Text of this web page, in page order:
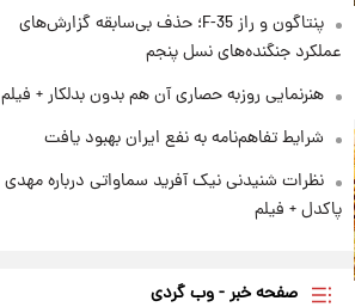
پنتاگون و راز F-35؛ حذف بی‌سابقه گزارش‌های
عملکرد جنگنده‌های نسل پنجم
هنرنمایی روزبه حصاری آن هم بدون بدلکار + فیلم
شرایط تفاهم‌نامه به نفع ایران بهبود یافت
نظرات شنیدنی نیک آفرید سماواتی درباره مهدی
پاکدل + فیلم
صفحه خبر - وب گردی